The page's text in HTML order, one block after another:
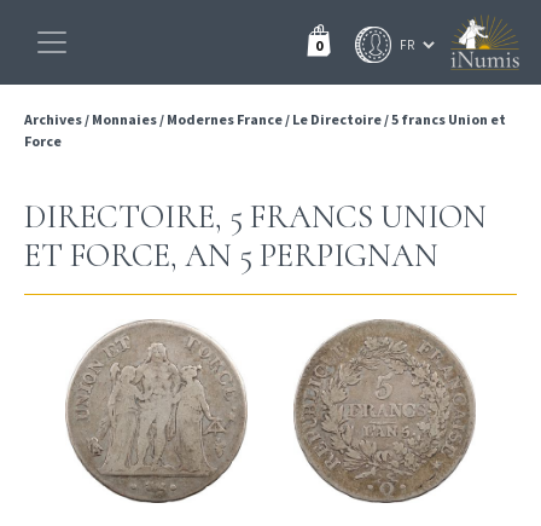
0
Archives/ Monnaies/ Modernes France/ Le Directoire/5 francs Union et
Force
DIRECTOIRE, 5 FRANCS UNION
ET FORCE, AN 5 PERPIGNAN